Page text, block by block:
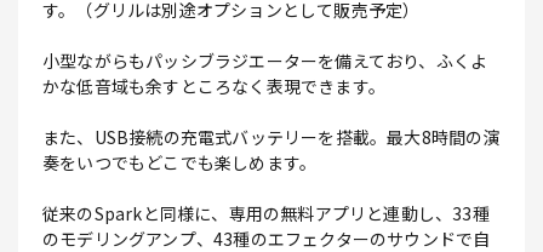
す。（グリルは別途オプションとして販売予定）
小型ながらもパッシブラジエーターを備えており、ふくよ
かな低音域も余すところなく表現できます。
また、USB接続の充電式バッテリーを搭載。最大8時間の演
奏をいつでもどこでも楽しめます。
従来のSparkと同様に、専用の無料アプリと連動し、33種
のモデリングアンプ、43種のエフェクターのサウンドで自